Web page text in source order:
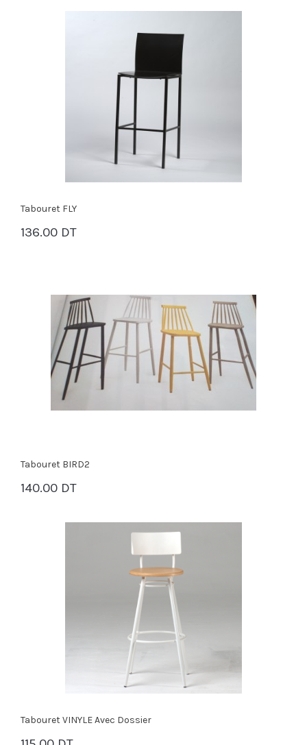
Tabouret FLY
136.00 DT
PANIER
Tabouret BIRD2
140.00 DT
PANIER
Tabouret VINYLE Avec Dossier